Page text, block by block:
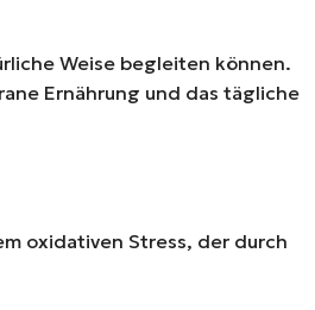
Weise begleiten können.
Ernährung und das tägliche
oxidativen Stress, der durch